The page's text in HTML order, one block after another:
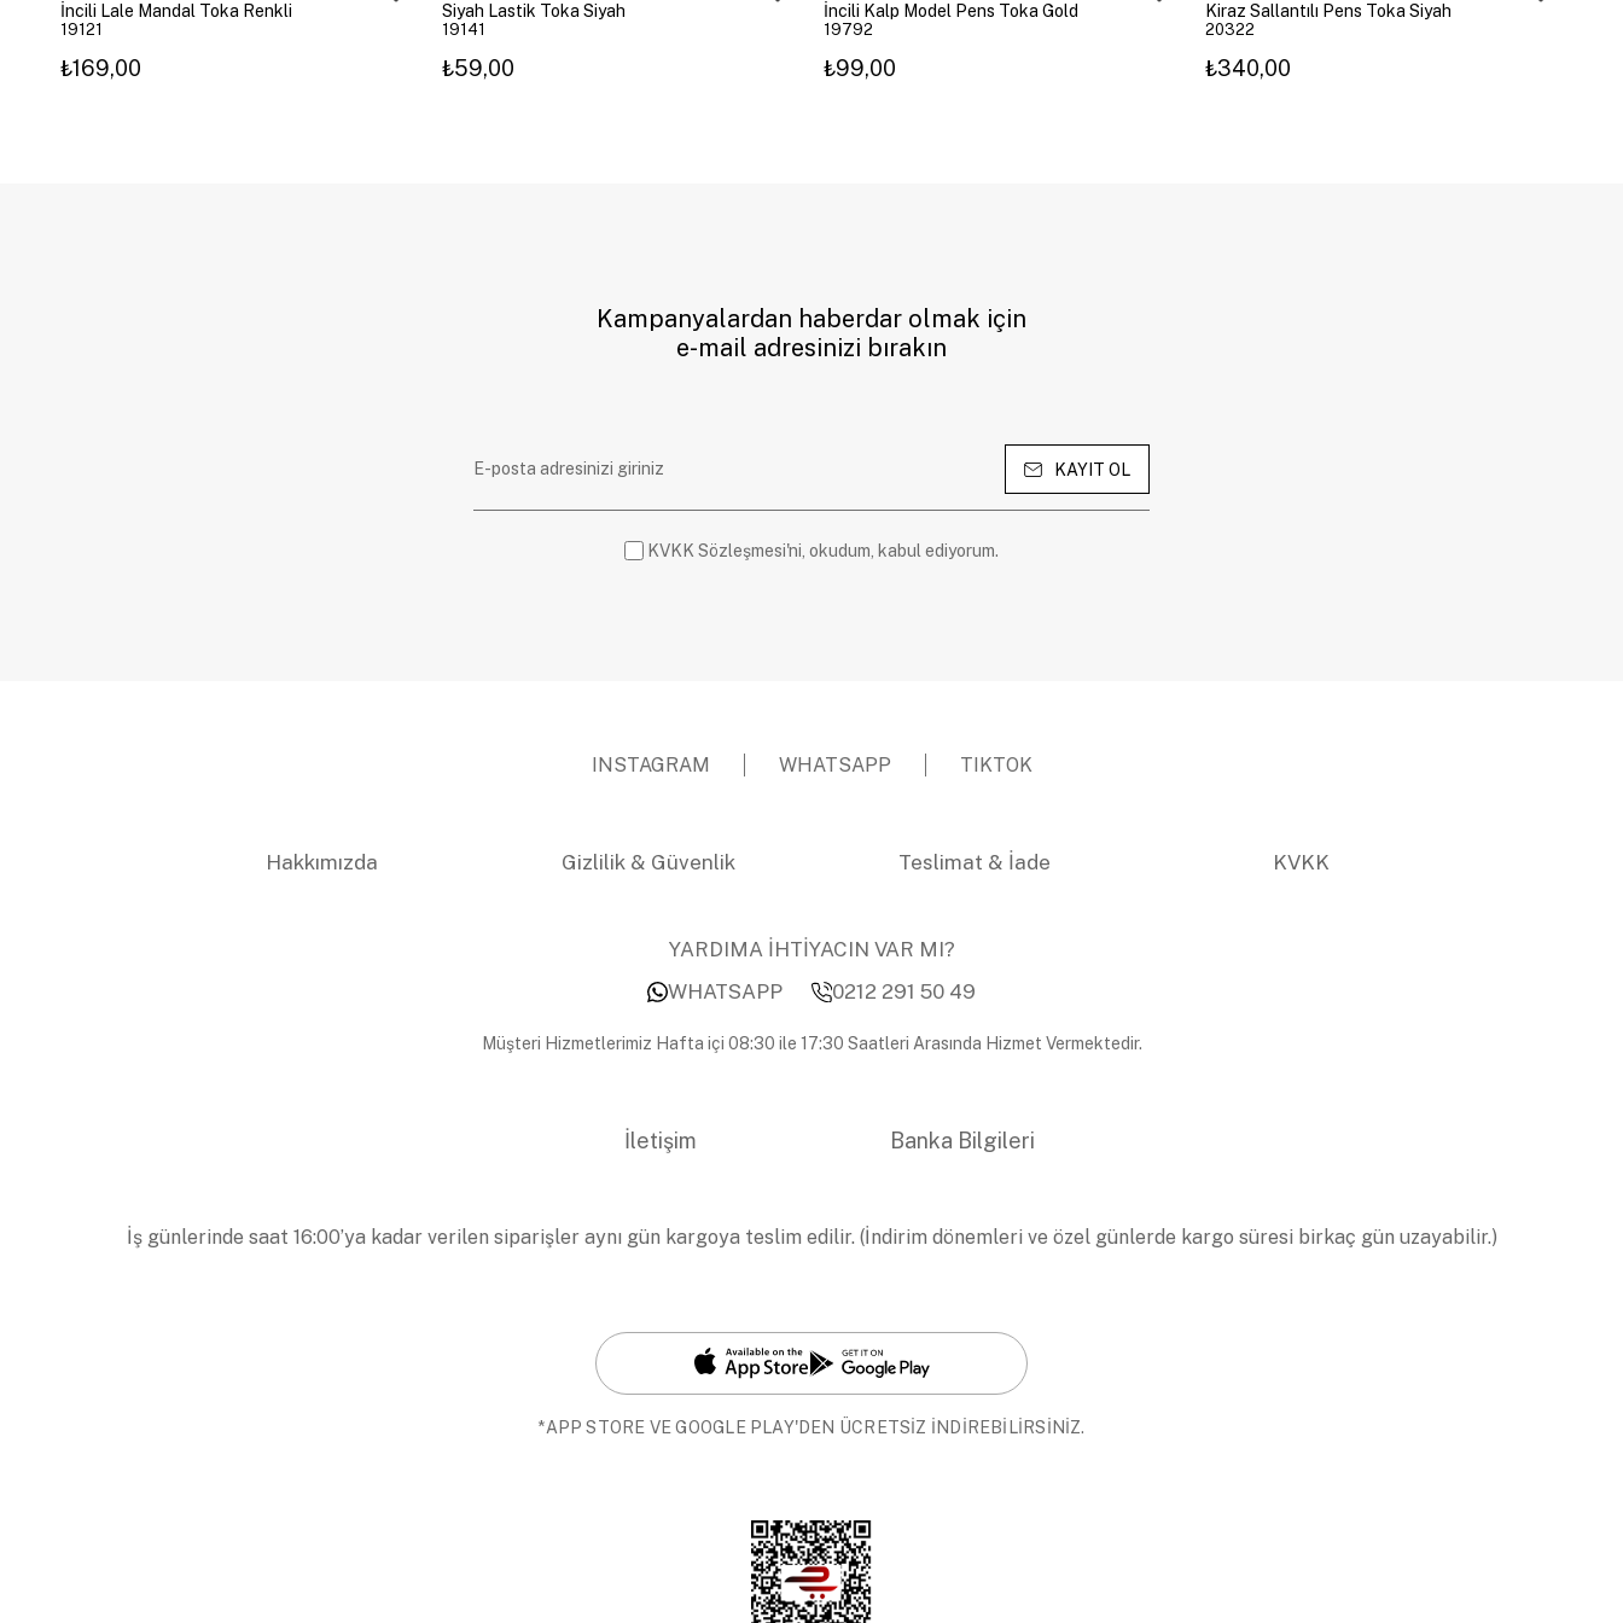
İncili Lale Mandal Toka Renkli
19121
₺169,00
Siyah Lastik Toka Siyah
19141
₺59,00
İncili Kalp Model Pens Toka Gold
19792
₺99,00
Kiraz Sallantılı Pens Toka Siyah
20322
₺340,00
Kampanyalardan haberdar olmak için
e-mail adresinizi bırakın
KAYIT OL
KVKK Sözleşmesi'ni, okudum, kabul ediyorum.
INSTAGRAM WHATSAPP TIKTOK
Hakkımızda Gizlilik & Güvenlik Teslimat & İade KVKK
YARDIMA İHTİYACIN VAR MI?
WHATSAPP
0212 291 50 49
Müşteri Hizmetlerimiz Hafta içi 08:30 ile 17:30 Saatleri Arasında Hizmet Vermektedir.
İletişim Banka Bilgileri
İş günlerinde saat 16:00’ya kadar verilen siparişler aynı gün kargoya teslim edilir. (İndirim dönemleri ve özel günlerde kargo süresi birkaç gün uzayabilir.)
*APP STORE VE GOOGLE PLAY'DEN ÜCRETSİZ İNDİREBİLİRSİNİZ.